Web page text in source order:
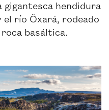
hendidura
el río Öxará, rodeado
basáltica.